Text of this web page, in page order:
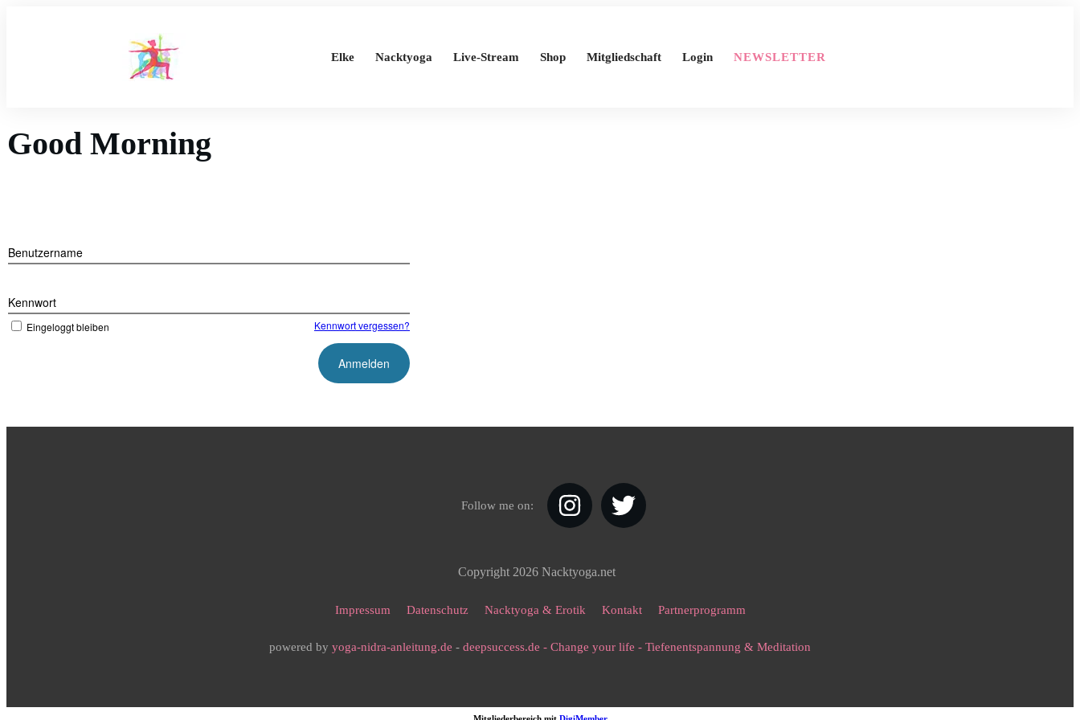
Elke Nacktyoga Live-Stream Shop Mitgliedschaft Login NEWSLETTER
Good Morning
Benutzername
Kennwort
Eingeloggt bleiben Kennwort vergessen?
Follow me on:
Copyright 2026 Nacktyoga.net
Impressum Datenschutz Nacktyoga & Erotik Kontakt Partnerprogramm
powered by yoga-nidra-anleitung.de - deepsuccess.de - Change your life - Tiefenentspannung & Meditation